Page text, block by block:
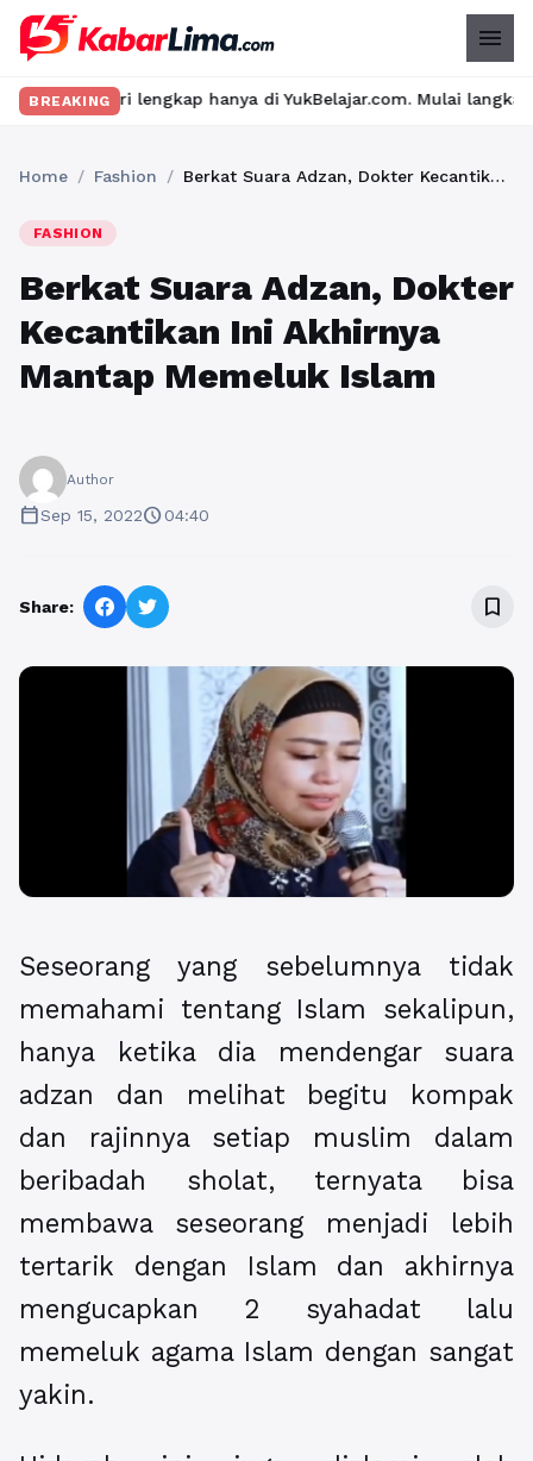
menu
BREAKING
lengkap hanya di YukBelajar.com. Mulai langkah
Home / Fashion / Berkat Suara Adzan, Dokter Kecantikan Ini Akhirnya Mantap Memeluk Islam
FASHION
Berkat Suara Adzan, Dokter
Kecantikan Ini Akhirnya
Mantap Memeluk Islam
Author
calendar_todaySep 15, 2022schedule04:40
Share: bookmark_border
Seseorang yang sebelumnya tidak
memahami tentang Islam sekalipun,
hanya ketika dia mendengar suara
adzan dan melihat begitu kompak
dan rajinnya setiap muslim dalam
beribadah sholat, ternyata bisa
membawa seseorang menjadi lebih
tertarik dengan Islam dan akhirnya
mengucapkan 2 syahadat lalu
memeluk agama Islam dengan sangat
yakin.